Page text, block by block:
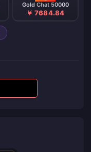
Gold Chat 50000
￥ 7684.84